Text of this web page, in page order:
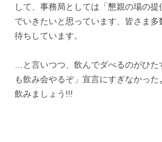
して、事務局としては「懇親の場の
でいきたいと思っています、皆さま
待ちしています。
…と言いつつ、飲んでダべるのがひ
も飲み会やるぞ」宣言にすぎなかっ
飲みましょう!!!